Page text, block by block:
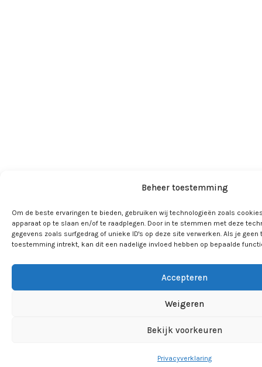
Beheer toestemming
Om de beste ervaringen te bieden, gebruiken wij technologieën zoals
apparaat op te slaan en/of te raadplegen. Door in te stemmen met deze
gegevens zoals surfgedrag of unieke ID's op deze site verwerken. Als je
toestemming intrekt, kan dit een nadelige invloed hebben op bepaalde
Accepteren
Weigeren
Bekijk voorkeuren
Privacyverklaring